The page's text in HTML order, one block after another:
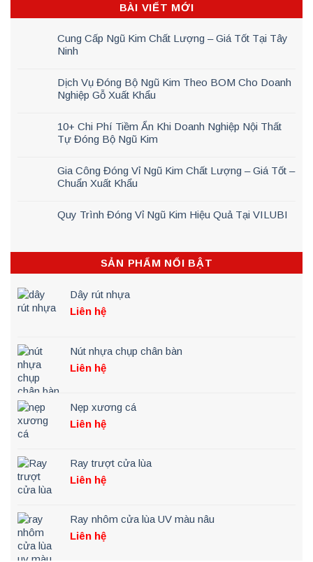
BÀI VIẾT MỚI
Cung Cấp Ngũ Kim Chất Lượng – Giá Tốt Tại Tây
Ninh
Dịch Vụ Đóng Bộ Ngũ Kim Theo BOM Cho Doanh
Nghiệp Gỗ Xuất Khẩu
10+ Chi Phí Tiềm Ẩn Khi Doanh Nghiệp Nội Thất
Tự Đóng Bộ Ngũ Kim
Gia Công Đóng Vỉ Ngũ Kim Chất Lượng – Giá Tốt –
Chuẩn Xuất Khẩu
Quy Trình Đóng Vỉ Ngũ Kim Hiệu Quả Tại VILUBI
SẢN PHẨM NỔI BẬT
Dây rút nhựa
Liên hệ
Nút nhựa chụp chân bàn
Liên hệ
Nẹp xương cá
Liên hệ
Ray trượt cửa lùa
Liên hệ
Ray nhôm cửa lùa UV màu nâu
Liên hệ